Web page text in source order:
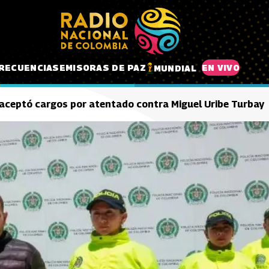
EMISORAS DE PAZ MUNDIAL EN VIVO
cargos por atentado contra Miguel Uribe Turbay